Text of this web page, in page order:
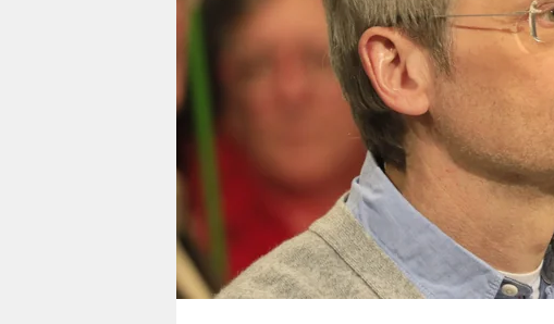
fragen & hilfe
unterstützen
abo
genossenschaft